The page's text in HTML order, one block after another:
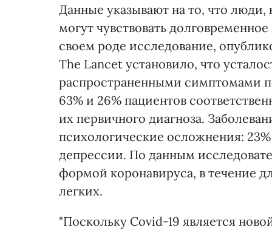
Данные указывают на то, что
могут чувствовать
своем роде исследование,
The Lancet установило, что
распространенными симптомами
63% и 26% пациентов
их первичного диагноза.
психологические осложнения:
депрессии. По данным
формой коронавируса, в течение
легких.
"Поскольку Covid-19 является